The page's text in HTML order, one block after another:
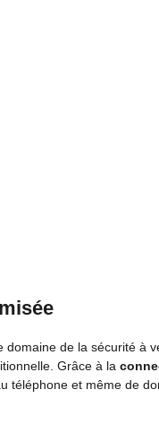
de la sécurité à
Grâce à la
téléphone et même de